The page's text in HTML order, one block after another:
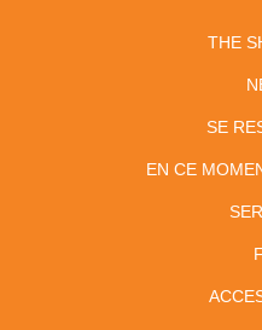
THE
SE
EN CE